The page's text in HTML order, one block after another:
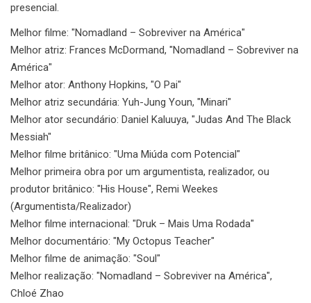
presencial.
Melhor filme: "Nomadland – Sobreviver na América"
Melhor atriz: Frances McDormand, "Nomadland – Sobreviver na
América"
Melhor ator: Anthony Hopkins, "O Pai"
Melhor atriz secundária: Yuh-Jung Youn, "Minari"
Melhor ator secundário: Daniel Kaluuya, "Judas And The Black
Messiah"
Melhor filme britânico: "Uma Miúda com Potencial"
Melhor primeira obra por um argumentista, realizador, ou
produtor britânico: "His House", Remi Weekes
(Argumentista/Realizador)
Melhor filme internacional: "Druk – Mais Uma Rodada"
Melhor documentário: "My Octopus Teacher"
Melhor filme de animação: "Soul"
Melhor realização: "Nomadland – Sobreviver na América",
Chloé Zhao